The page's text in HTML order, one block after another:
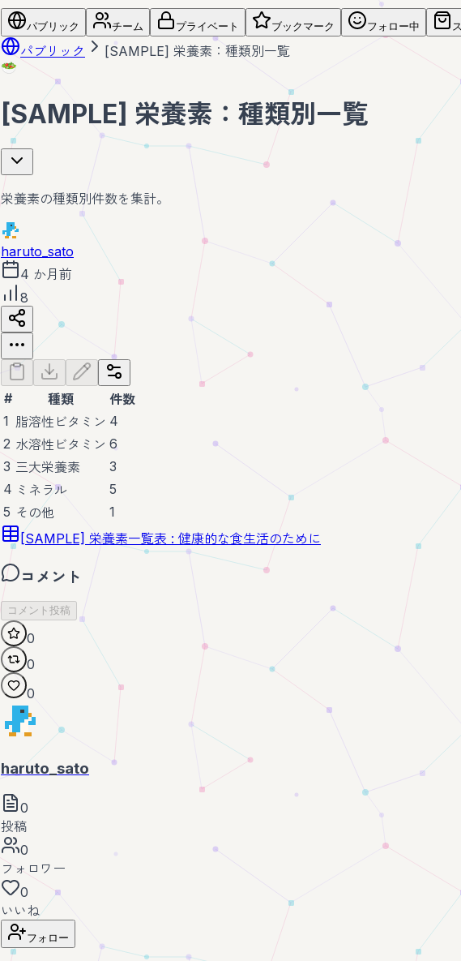
パブリック チーム プライベート ブックマーク フォロー中
パブリック [SAMPLE] 栄養素：種類別一覧
🥗
[SAMPLE] 栄養素：種類別一覧
栄養素の種類別件数を集計。
haruto_sato
4 か月前
8
# 種類
件数
1 脂溶性ビタミン 4
2 水溶性ビタミン 6
3 三大栄養素
3
4 ミネラル
5
5 その他
1
[SAMPLE] 栄養素一覧表 : 健康的な食生活のために
コメント
コメント投稿
0
0
0
haruto_sato
0
投稿
0
フォロワー
0
いいね
フォロー